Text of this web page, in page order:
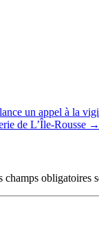
un appel à la
de L’Île-Rousse →
champs obligatoires